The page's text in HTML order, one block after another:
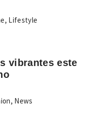
, Lifestyle
vibrantes este
, News